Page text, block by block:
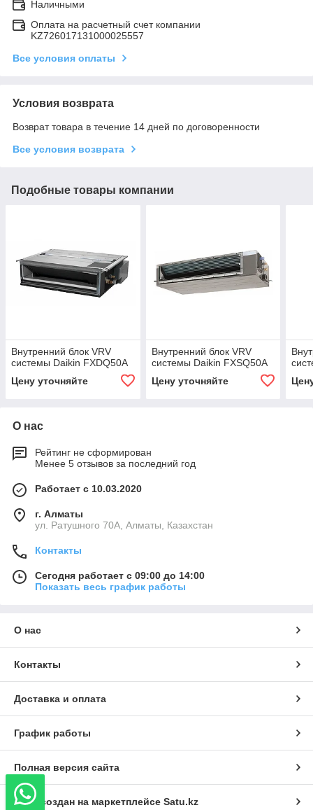
Наличными
Оплата на расчетный счет компании
KZ726017131000025557
Все условия оплаты
Условия возврата
Возврат товара в течение 14 дней по договоренности
Все условия возврата
Подобные товары компании
Внутренний блок VRV
системы Daikin FXDQ50A
Цену уточняйте
Внутренний блок VRV
системы Daikin FXSQ50A
Цену уточняйте
О нас
Рейтинг не сформирован
Менее 5 отзывов за последний год
Работает с 10.03.2020
г. Алматы
ул. Ратушного 70А, Алматы, Казахстан
Контакты
Сегодня работает с 09:00 до 14:00
Показать весь график работы
О нас
Контакты
Доставка и оплата
График работы
Полная версия сайта
Сайт создан на маркетплейсе Satu.kz